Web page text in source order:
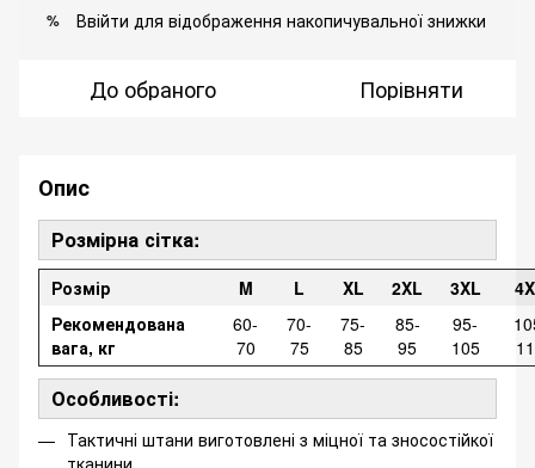
% Ввійти для відображення накопичувальної знижки
До обраного Порівняти
Опис
Розмірна сітка:
Розмір M L XL 2XL 3XL
Рекомендована
вага, кг
60-
70
70-
75
75-
85
85-
95
95-
105
Особливості:
Тактичні штани виготовлені з міцної та зносостійкої
тканини